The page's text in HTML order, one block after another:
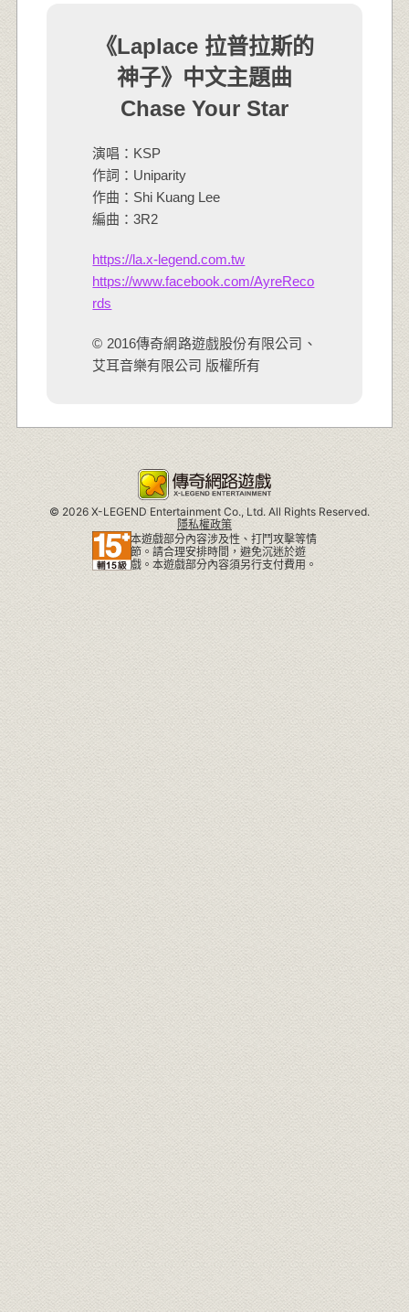
《Laplace 拉普拉斯的
神子》中文主題曲
Chase Your Star
演唱：KSP
作詞：Uniparity
作曲：Shi Kuang Lee
編曲：3R2
https://la.x-legend.com.tw
https://www.facebook.com/AyreReco
rds
© 2016傳奇網路遊戲股份有限公司、
艾耳音樂有限公司 版權所有
©2026 X-LEGEND Entertainment Co., Ltd. All Rights Reserved.
隱私權政策
本遊戲部分內容涉及性、打鬥攻擊等情
節。請合理安排時間，避免沉迷於遊
戲。本遊戲部分內容須另行支付費用。